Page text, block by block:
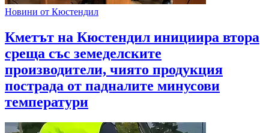
Новини от Кюстендил
Кметът на Кюстендил инициира втора
среща със земеделските
производители, чиято продукция
пострада от падналите минусови
температури